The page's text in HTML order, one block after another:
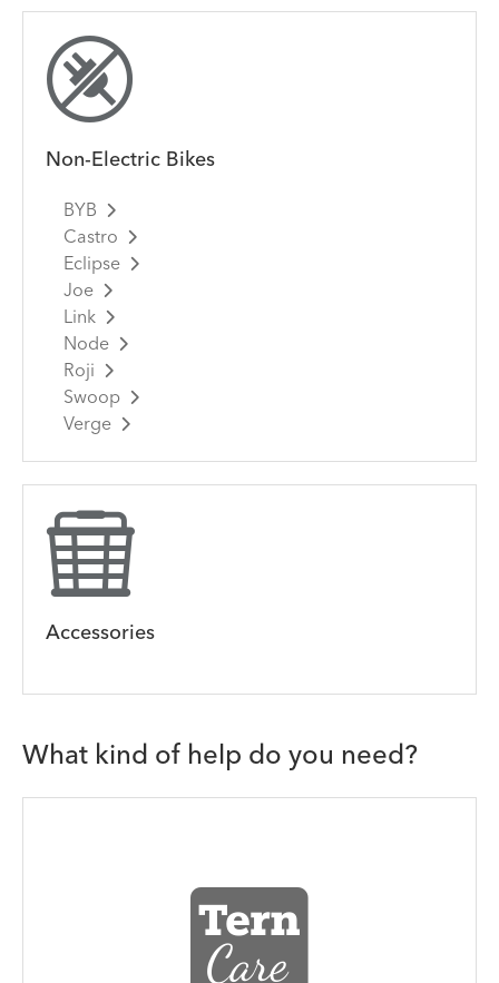
Non-Electric Bikes
BYB
Castro
Eclipse
Joe
Link
Node
Roji
Swoop
Verge
Accessories
What kind of help do you need?